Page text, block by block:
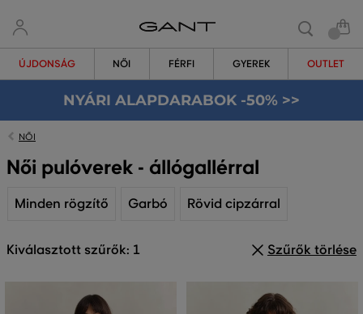
ÚJDONSÁG NŐI FÉRFI GYEREK OUTLET
NYÁRI ALAPDARABOK -50% >>
NŐI
Női pulóverek - állógallérral
Minden rögzítő Garbó Rövid cipzárral
Kiválasztott szűrők: 1 Szűrők törlése